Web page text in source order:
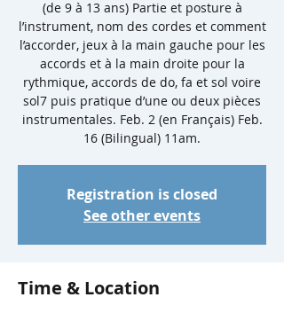
(de 9 à 13 ans) Partie et posture à
l’instrument, nom des cordes et comment
l’accorder, jeux à la main gauche pour les
accords et à la main droite pour la
rythmique, accords de do, fa et sol voire
sol7 puis pratique d’une ou deux pièces
instrumentales. Feb. 2 (en Français) Feb.
16 (Bilingual) 11am.
Registration is closed
See other events
Time & Location